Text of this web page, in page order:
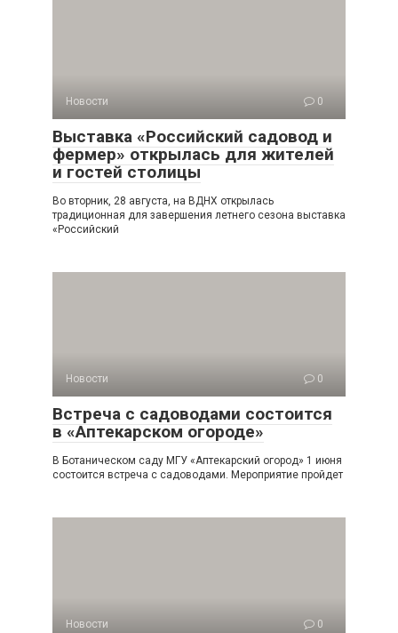
Новости 0
Выставка «Российский садовод и
фермер» открылась для жителей
и гостей столицы
Во вторник, 28 августа, на ВДНХ открылась
традиционная для завершения летнего сезона выставка
«Российский
Новости 0
Встреча с садоводами состоится
в «Аптекарском огороде»
В Ботаническом саду МГУ «Аптекарский огород» 1 июня
состоится встреча с садоводами. Мероприятие пройдет
Новости 0